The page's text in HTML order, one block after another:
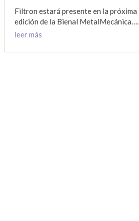
Filtron estará presente en la próxima
edición de la Bienal MetalMecánica….
leer más